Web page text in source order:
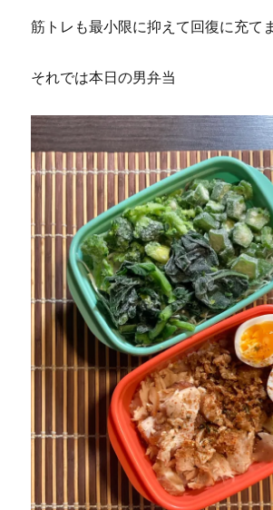
筋トレも最小限に抑えて回復に充て
それでは本日の男弁当